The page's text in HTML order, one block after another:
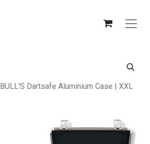
BULL'S Dartsafe Aluminium Case | XXL